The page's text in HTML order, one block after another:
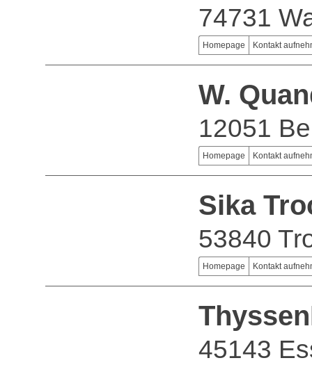
74731
Homepage Kontakt
W.
12051
Homepage Kontakt
Sika
53840
Homepage Kontakt
45143